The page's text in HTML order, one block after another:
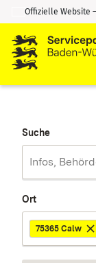
Zum Inhalt
Zur Suche
Offizielle Website
Suche
Ort
75365 Calw